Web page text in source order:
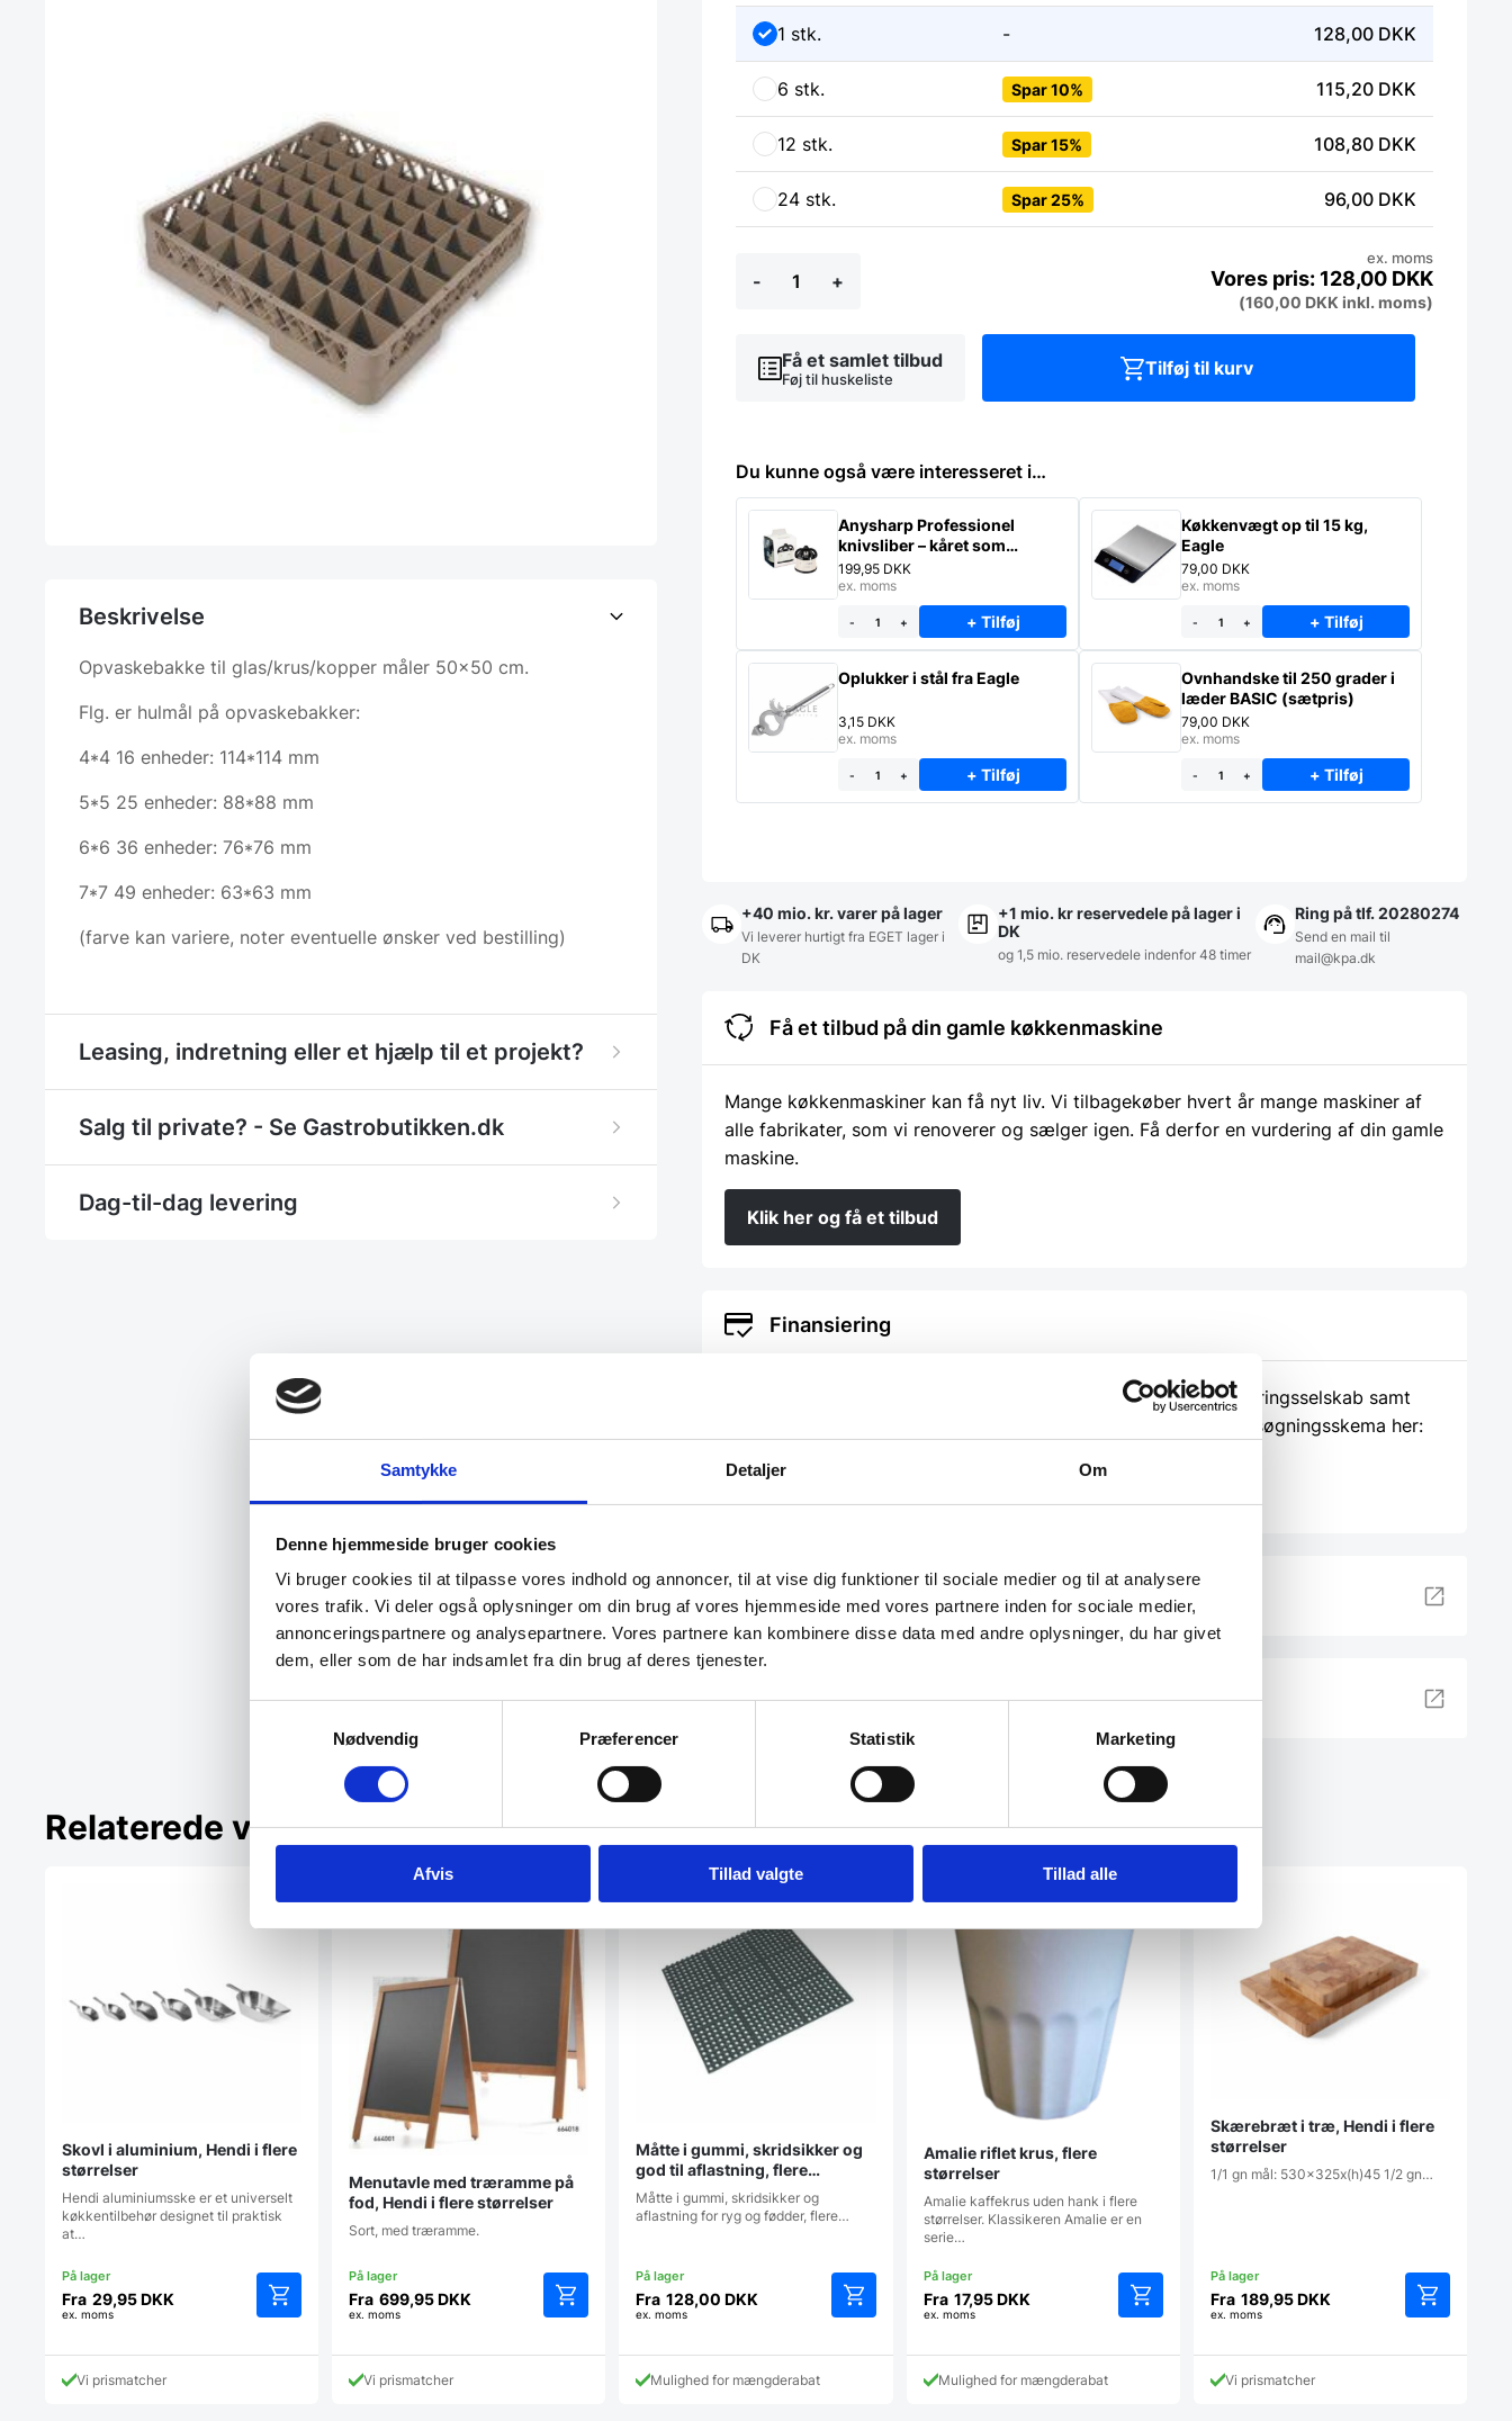
Samtykke Detaljer Om
Denne hjemmeside bruger cookies
Vi bruger cookies til at tilpasse vores indhold og annoncer, til at vise dig funktioner til sociale medier og til at analysere
vores trafik. Vi deler også oplysninger om din brug af vores hjemmeside med vores partnere inden for sociale medier,
annonceringspartnere og analysepartnere. Vores partnere kan kombinere disse data med andre oplysninger, du har givet
dem, eller som de har indsamlet fra din brug af deres tjenester.
Nødvendig
Præferencer Statistik Marketing
Afvis Tillad valgte Tillad alle
Beskrivelse
Opvaskebakke til glas/krus/kopper måler 50×50 cm.
Flg. er hulmål på opvaskebakker:
4*4 16 enheder: 114*114 mm
5*5 25 enheder: 88*88 mm
6*6 36 enheder: 76*76 mm
7*7 49 enheder: 63*63 mm
(farve kan variere, noter eventuelle ønsker ved bestilling)
Leasing, indretning eller et hjælp til et projekt?
Salg til private? - Se Gastrobutikken.dk
Dag-til-dag levering
1 stk. - 128,00 DKK
6 stk. Spar 10% 115,20 DKK
12 stk. Spar 15% 108,80 DKK
24 stk. Spar 25% 96,00 DKK
-
antal
+ 128,00 DKK
ex. moms
(160,00 DKK inkl. moms)
Få et samlet tilbud
Føj til huskeliste Tilføj til kurv
Du kunne også være interesseret i…
Anysharp Professionel
knivsliber – kåret som
verdens bedste
199,95 DKK
ex. moms
- + + Tilføj
Oplukker i stål fra Eagle
3,15 DKK
ex. moms
- + + Tilføj
Køkkenvægt op til 15 kg,
Eagle
79,00 DKK
ex. moms
- + + Tilføj
Ovnhandske til 250 grader i
læder BASIC (sætpris)
79,00 DKK
ex. moms
- + + Tilføj
+40 mio. kr. varer på lager
Vi leverer hurtigt fra EGET lager i
DK
+1 mio. kr reservedele på lager i
DK
og 1,5 mio. reservedele indenfor 48 timer
Ring på tlf. 20280274
Send en mail til
mail@kpa.dk
Få et tilbud på din gamle køkkenmaskine
Mange køkkenmaskiner kan få nyt liv. Vi tilbagekøber hvert år mange maskiner af
alle fabrikater, som vi renoverer og sælger igen. Få derfor en vurdering af din gamle
maskine.
Klik her og få et tilbud
Finansiering
Ønsker du at få dine varer finansieret har vi både eget finansieringsselskab samt
eksterne samarbejdspartnere. Du findes vores beregner og ansøgningsskema her:
Beregn og ansøg her
Har du spørgsmål til varen? Klik her
Vi prismatcher - Klik her
Relaterede varer
Skovl i aluminium, Hendi i flere
størrelser
Hendi aluminiumsske er et universelt
køkkentilbehør designet til praktisk
at…
Fra 29,95DKK
ex. moms
Vi prismatcher
Menutavle med træramme på
fod, Hendi i flere størrelser
Sort, med træramme.
Fra 699,95DKK
ex. moms
Vi prismatcher
Måtte i gummi, skridsikker og
god til aflastning, flere
størrelser
Måtte i gummi, skridsikker og
aflastning for ryg og fødder, flere…
Fra 128,00DKK
ex. moms
Mulighed for mængderabat
Amalie riflet krus, flere
størrelser
Amalie kaffekrus uden hank i flere
størrelser. Klassikeren Amalie er en
serie…
Fra 17,95DKK
ex. moms
Mulighed for mængderabat
Skærebræt i træ, Hendi i flere
størrelser
1/1 gn mål: 530x325x(h)45 1/2 gn…
Fra 189,95DKK
ex. moms
Vi prismatcher